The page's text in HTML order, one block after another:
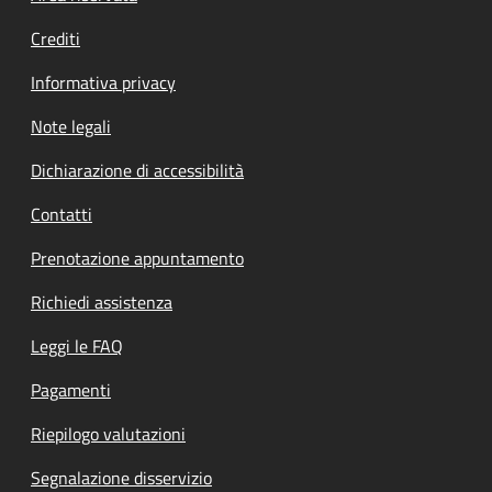
Crediti
Informativa privacy
Note legali
Dichiarazione di accessibilità
Contatti
Prenotazione appuntamento
Richiedi assistenza
Leggi le FAQ
Pagamenti
Riepilogo valutazioni
Segnalazione disservizio